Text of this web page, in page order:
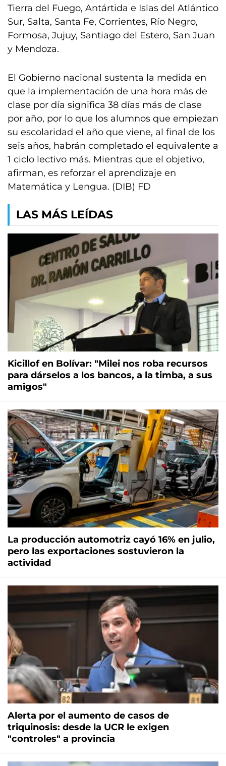
Tierra del Fuego, Antártida e Islas del Atlántico
Sur, Salta, Santa Fe, Corrientes, Río Negro,
Formosa, Jujuy, Santiago del Estero, San Juan
y Mendoza.
El Gobierno nacional sustenta la medida en
que la implementación de una hora más de
clase por día significa 38 días más de clase
por año, por lo que los alumnos que empiezan
su escolaridad el año que viene, al final de los
seis años, habrán completado el equivalente a
1 ciclo lectivo más. Mientras que el objetivo,
afirman, es reforzar el aprendizaje en
Matemática y Lengua. (DIB) FD
LAS MÁS LEÍDAS
Kicillof en Bolívar: "Milei nos roba recursos
para dárselos a los bancos, a la timba, a sus
amigos"
La producción automotriz cayó 16% en julio,
pero las exportaciones sostuvieron la
actividad
Alerta por el aumento de casos de
triquinosis: desde la UCR le exigen
"controles" a provincia